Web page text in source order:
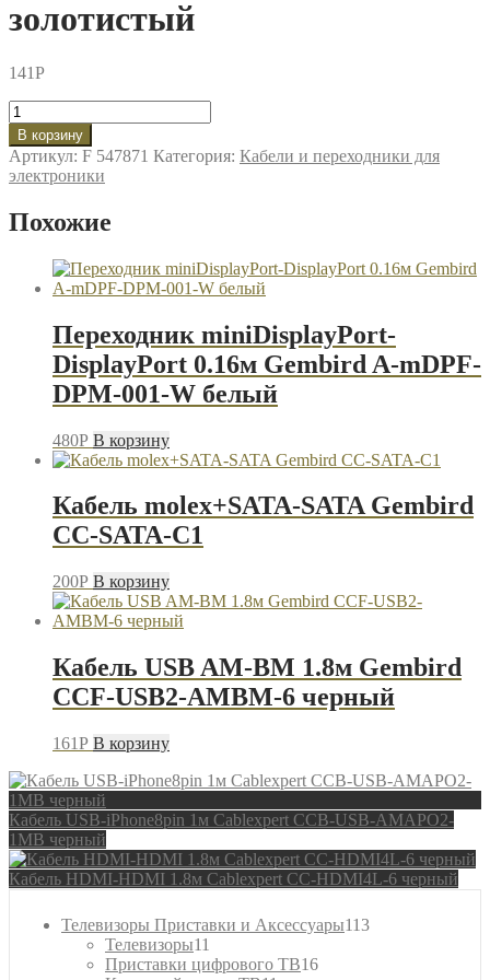
золотистый
141P
Количество
товара
Адаптер
OTG
Perfeo
microUSB
TypeC
золотистый
В корзину
Артикул: F 547871 Категория: Кабели и переходники для
электроники
Похожие
Переходник miniDisplayPort-
DisplayPort 0.16м Gembird A-mDPF-
DPM-001-W белый
480P В корзину
Кабель molex+SATA-SATA Gembird
CC-SATA-C1
200P В корзину
Кабель USB AM-BM 1.8м Gembird
CCF-USB2-AMBM-6 черный
161P В корзину
Кабель USB-iPhone8pin 1м Cablexpert CCB-USB-AMAPO2-
1MB черный
Кабель HDMI-HDMI 1.8м Cablexpert CC-HDMI4L-6 черный
Телевизоры Приставки и Аксессуары113113
Телевизоры11
товаров
Приставки цифрового ТВ1616